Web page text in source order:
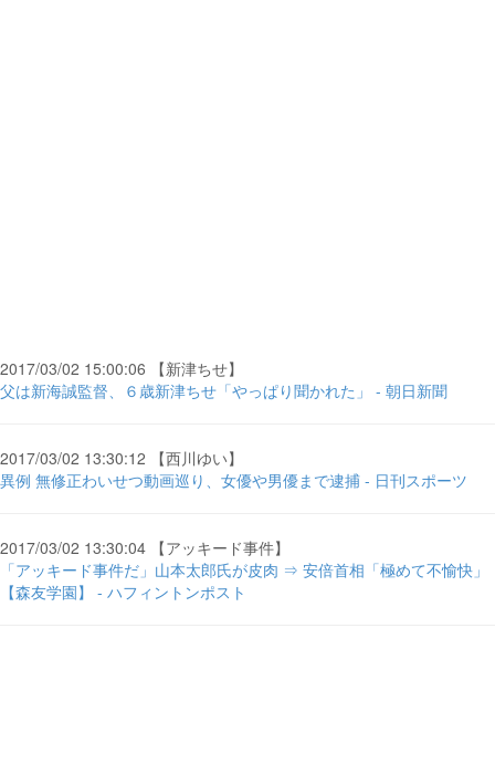
2017/03/02 15:00:06 【新津ちせ】
父は新海誠監督、６歳新津ちせ「やっぱり聞かれた」 - 朝日新聞
2017/03/02 13:30:12 【西川ゆい】
異例 無修正わいせつ動画巡り、女優や男優まで逮捕 - 日刊スポーツ
2017/03/02 13:30:04 【アッキード事件】
「アッキード事件だ」山本太郎氏が皮肉 ⇒ 安倍首相「極めて不愉快」
【森友学園】 - ハフィントンポスト